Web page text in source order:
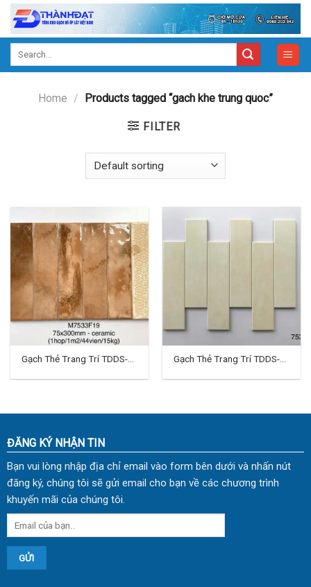
Skip
content
Home / Products tagged “gach khe trung quoc”
FILTER
Gạch Thẻ Trang Trí TDDS-
Gạch Thẻ Trang Trí TDDS-
ĐĂNG KÝ NHẬN TIN
Bạn vui lòng nhập địa chỉ email vào form bên dưới và nhấn nút
đăng ký, chúng tôi sẽ gửi email cho bạn về các chương trình
khuyến mãi của chúng tôi.